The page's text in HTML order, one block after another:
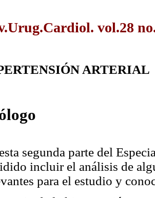
vol.28
ARTERIAL
segunda parte del
incluir el análisis de
para el estudio y